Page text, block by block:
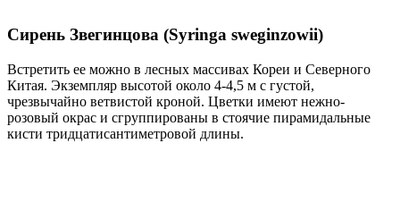
Сирень Звегинцова (Syringa sweginzowii)
Встретить ее можно в лесных массивах Кореи и Северного
Китая. Экземпляр высотой около 4-4,5 м с густой,
чрезвычайно ветвистой кроной. Цветки имеют нежно-
розовый окрас и сгруппированы в стоячие пирамидальные
кисти тридцатисантиметровой длины.